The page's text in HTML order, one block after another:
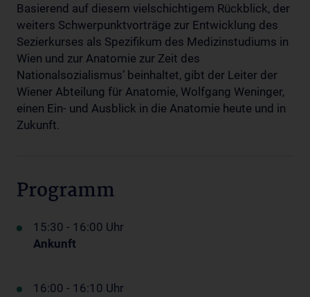
Basierend auf diesem vielschichtigem Rückblick, der
weiters Schwerpunktvorträge zur Entwicklung des
Sezierkurses als Spezifikum des Medizinstudiums in
Wien und zur Anatomie zur Zeit des
Nationalsozialismus’ beinhaltet, gibt der Leiter der
Wiener Abteilung für Anatomie, Wolfgang Weninger,
einen Ein- und Ausblick in die Anatomie heute und in
Zukunft.
Programm
15:30 - 16:00 Uhr
Ankunft
16:00 - 16:10 Uhr